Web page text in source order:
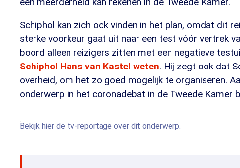
een meerderheid kan rekenen in de Tweede Kamer.
Schiphol kan zich ook vinden in het plan, omdat dit
sterke voorkeur gaat uit naar een test vóór vertrek
boord alleen reizigers zitten met een negatieve
Schiphol Hans van Kastel weten. Hij zegt ook dat
overheid, om het zo goed mogelijk te organiseren.
onderwerp in het coronadebat in de Tweede Kamer
Bekijk hier de tv-reportage over dit onderwerp.